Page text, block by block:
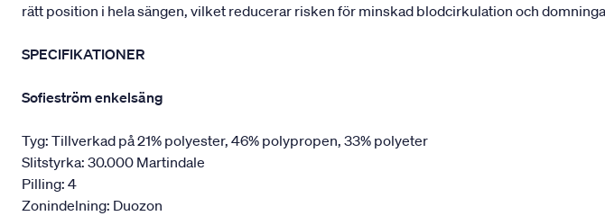
rätt position i hela sängen, vilket reducerar risken för minskad blodcirkulation och
SPECIFIKATIONER
Sofieström enkelsäng
Tyg: Tillverkad på 21% polyester, 46% polypropen, 33% polyeter
Slitstyrka: 30.000 Martindale
Pilling: 4
Zonindelning: Duozon